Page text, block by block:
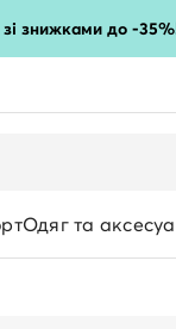
зі знижками до -
Одяг та